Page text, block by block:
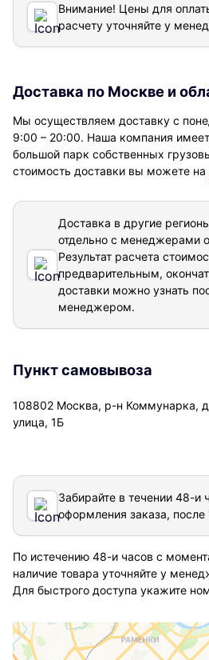
Внимание! Цены для
расчету уточняйте у
Доставка по Москве и
Мы осуществляем доставку с
9:00 – 20:00. Наша компания
большой парк собственных
стоимость доставки вы можете на
Доставка в другие
отдельно с менеджерами
Результат расчета
предварительным,
доставки можно узнать
менеджером.
Пункт самовывоза
108802 Москва, р-н Коммунарка,
улица, 1Б
Забирайте в течении 48-и
оформления заказа,
По истечению 48-и часов с
наличие товара уточняйте у
Для быстрого доступа укажите